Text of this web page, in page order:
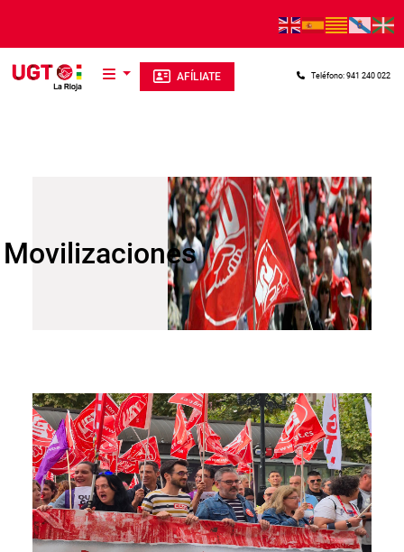
AFÍLIATE Teléfono: 941 240 022
Movilizaciones